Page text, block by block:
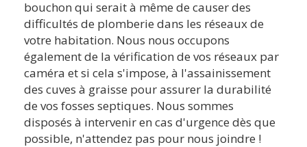
bouchon qui serait à même de causer des
difficultés de plomberie dans les réseaux de
votre habitation. Nous nous occupons
également de la vérification de vos réseaux par
caméra et si cela s'impose, à l'assainissement
des cuves à graisse pour assurer la durabilité
de vos fosses septiques. Nous sommes
disposés à intervenir en cas d'urgence dès que
possible, n'attendez pas pour nous joindre !